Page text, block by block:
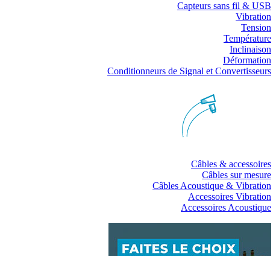
Capteurs sans fil & USB
Vibration
Tension
Température
Inclinaison
Déformation
Conditionneurs de Signal et Convertisseurs
Câbles & accessoires
Câbles sur mesure
Câbles Acoustique & Vibration
Accessoires Vibration
Accessoires Acoustique